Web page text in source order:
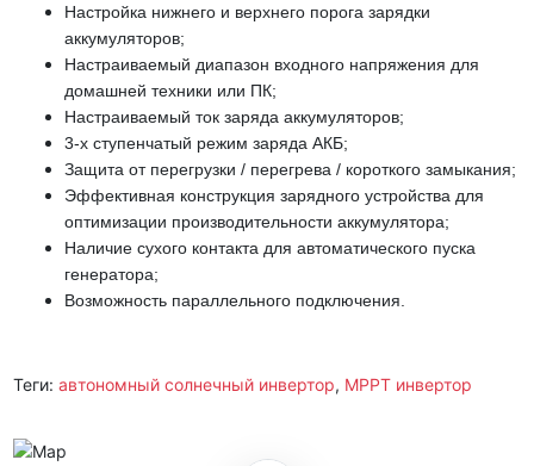
Настройка нижнего и верхнего порога зарядки
аккумуляторов;
Настраиваемый диапазон входного напряжения для
домашней техники или ПК;
Настраиваемый ток заряда аккумуляторов;
3-х ступенчатый режим заряда АКБ;
Защита от перегрузки / перегрева / короткого замыкания;
Эффективная конструкция зарядного устройства для
оптимизации производительности аккумулятора;
Наличие сухого контакта для автоматического пуска
генератора;
Возможность параллельного подключения.
Теги: автономный солнечный инвертор, MPPT инвертор